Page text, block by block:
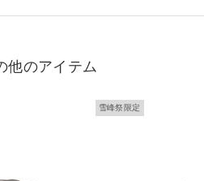
他のアイテム
雪峰祭限定